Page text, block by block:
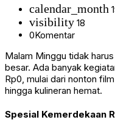
calendar_month
visibility 18
0Komentar
Malam Minggu tidak
besar. Ada banyak
Rp0, mulai dari nonton
hingga kulineran hemat.
Spesial Kemerdekaan